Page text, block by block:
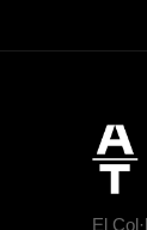
El